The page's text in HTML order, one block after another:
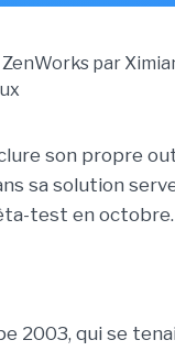
son propre
sa solution
test en octobre.
2003, qui se